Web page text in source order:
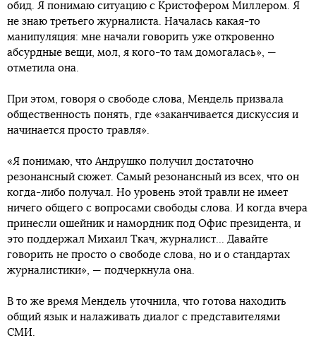
обид. Я понимаю ситуацию с Кристофером Миллером. Я
не знаю третьего журналиста. Началась какая-то
манипуляция: мне начали говорить уже откровенно
абсурдные вещи, мол, я кого-то там домогалась», —
отметила она.
При этом, говоря о свободе слова, Мендель призвала
общественность понять, где «заканчивается дискуссия и
начинается просто травля».
«Я понимаю, что Андрушко получил достаточно
резонансный сюжет. Самый резонансный из всех, что он
когда-либо получал. Но уровень этой травли не имеет
ничего общего с вопросами свободы слова. И когда вчера
принесли ошейник и намордник под Офис президента, и
это поддержал Михаил Ткач, журналист... Давайте
говорить не просто о свободе слова, но и о стандартах
журналистики», — подчеркнула она.
В то же время Мендель уточнила, что готова находить
общий язык и налаживать диалог с представителями
СМИ.